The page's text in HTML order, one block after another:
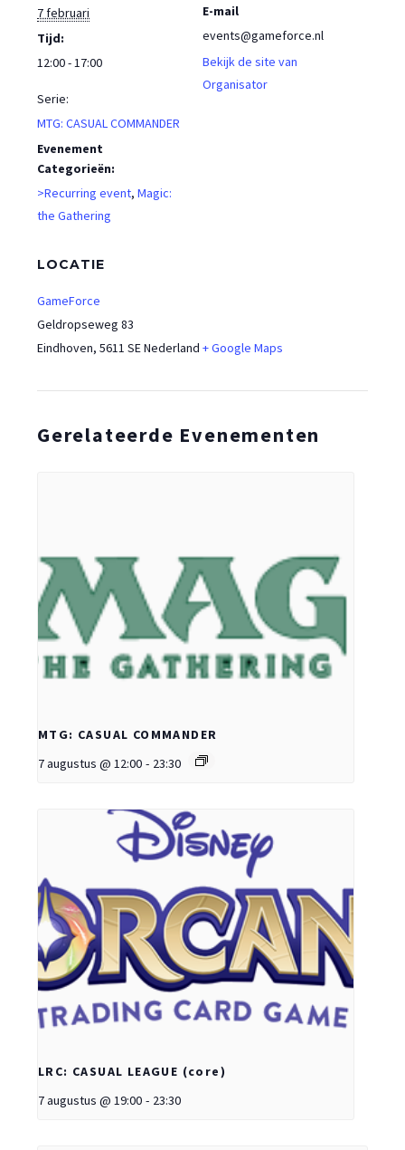
7 februari
Tijd:
12:00 - 17:00
Serie:
MTG: CASUAL COMMANDER
Evenement
Categorieën:
>Recurring event, Magic:
the Gathering
LOCATIE
GameForce
Geldropseweg 83
Eindhoven, 5611 SENederland + Google Maps
E-mail
events@gameforce.nl
Bekijk de site van
Organisator
Gerelateerde Evenementen
MTG: CASUAL COMMANDER
7 augustus @ 12:00 - 23:30
LRC: CASUAL LEAGUE (core)
7 augustus @ 19:00 - 23:30